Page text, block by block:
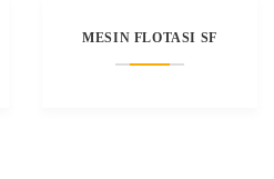
MESIN FLOTASI SF